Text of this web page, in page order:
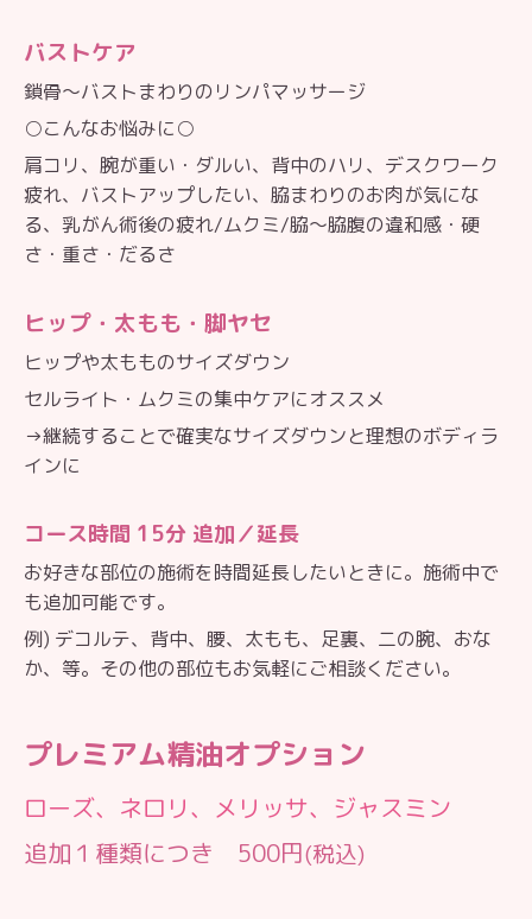
バストケア
鎖骨〜バストまわりのリンパマッサージ
○こんなお悩みに○
肩コリ、腕が重い・ダルい、背中のハリ、デスクワーク
疲れ、バストアップしたい、脇まわりのお肉が気にな
る、乳がん術後の疲れ/ムクミ/脇〜脇腹の違和感・硬
さ・重さ・だるさ
ヒップ・太もも・脚ヤセ
ヒップや太もものサイズダウン
セルライト・ムクミの集中ケアにオススメ
→継続することで確実なサイズダウンと理想のボディラ
インに
コース時間 15分 追加／延長
お好きな部位の施術を時間延長したいときに。施術中で
も追加可能です。
例) デコルテ、背中、腰、太もも、足裏、二の腕、おな
か、等。その他の部位もお気軽にご相談ください。
プレミアム精油オプション
ローズ、ネロリ、メリッサ、ジャスミン
追加１種類につき 500円(税込)